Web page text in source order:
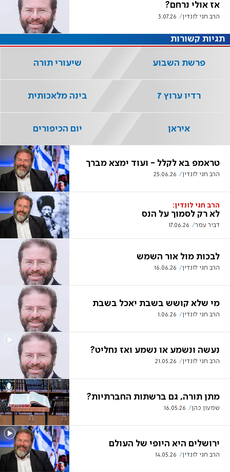
אז אולי נרחם?
הרב חגי לונדין 3.07.26
טראמפ בא לקלל - ועוד ימצא מברך
הרב חגי לונדין 25.06.26
הרב חגי לונדין:
לא רק לסמוך על הנס
דביר עמר 17.06.26
לבכות מול אור השמש
הרב חגי לונדין 16.06.26
מי שלא קושש בשבת יאכל בשבת
הרב חגי לונדין 1.06.26
נעשה ונשמע או נשמע ואז נחליט?
הרב חגי לונדין 21.05.26
מתן תורה, גם ברשתות החברתיות?
שמעון כהן 16.05.26
ירושלים היא היופי של העולם
הרב חגי לונדין 14.05.26
תגיות קשורות
פרשת השבוע שיעורי תורה
רדיו ערוץ 7 בינה מלאכותית
איראן יום הכיפורים